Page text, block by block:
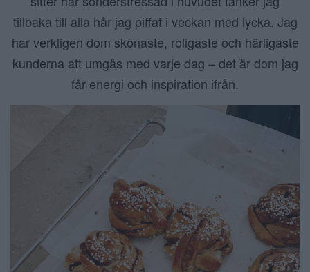
tillbaka till alla hår jag piffat i veckan med lycka. Jag
har verkligen dom skönaste, roligaste och härligaste
kunderna att umgås med varje dag – det är dom jag
får energi och inspiration ifrån.